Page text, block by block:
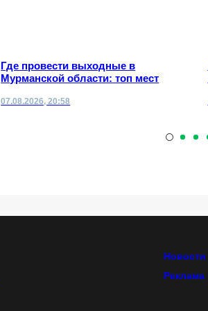
Где провести выходные в
Мурманской области: топ мест
07.08.2026, 20:58
Новости
Реклама